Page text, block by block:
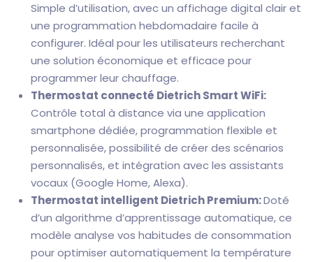
Simple d’utilisation, avec un affichage digital clair et
une programmation hebdomadaire facile à
configurer. Idéal pour les utilisateurs recherchant
une solution économique et efficace pour
programmer leur chauffage.
Thermostat connecté Dietrich Smart WiFi:
Contrôle total à distance via une application
smartphone dédiée, programmation flexible et
personnalisée, possibilité de créer des scénarios
personnalisés, et intégration avec les assistants
vocaux (Google Home, Alexa).
Thermostat intelligent Dietrich Premium:Doté
d’un algorithme d’apprentissage automatique, ce
modèle analyse vos habitudes de consommation
pour optimiser automatiquement la température